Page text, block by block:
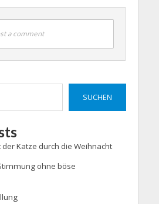
a comment
SUCHEN
der Katze durch die Weihnacht
ohne böse